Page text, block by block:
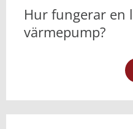
Hur fungerar en
värmepump?